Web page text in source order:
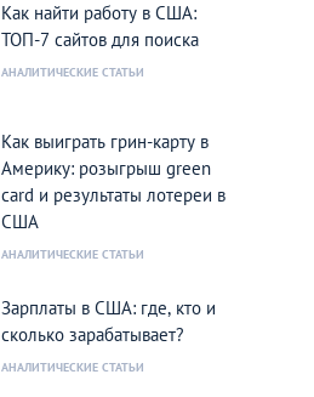
Как найти работу в США:
ТОП-7 сайтов для поиска
АНАЛИТИЧЕСКИЕ СТАТЬИ
Как выиграть грин-карту в
Америку: розыгрыш green
card и результаты лотереи в
США
АНАЛИТИЧЕСКИЕ СТАТЬИ
Зарплаты в США: где, кто и
сколько зарабатывает?
АНАЛИТИЧЕСКИЕ СТАТЬИ